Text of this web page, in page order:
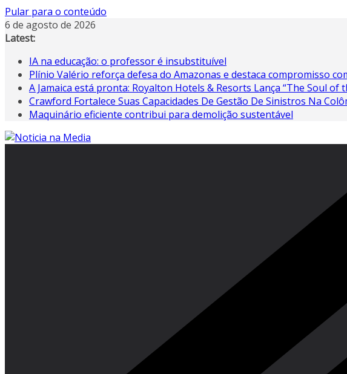
Pular para o conteúdo
6 de agosto de 2026
Latest:
IA na educação: o professor é insubstituível
Plínio Valério reforça defesa do Amazonas e destaca compromisso
A Jamaica está pronta: Royalton Hotels & Resorts Lança “The Soul of
Crawford Fortalece Suas Capacidades De Gestão De Sinistros Na
Maquinário eficiente contribui para demolição sustentável